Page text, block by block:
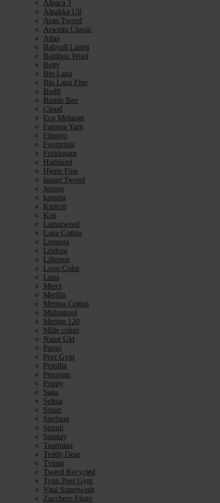
Alpaca 3
Alpakka Ull
Aran Tweed
Arwetta Classic
Atlas
Babyull Lanett
Bamboo Wool
Betty
Bio Lana
Bio Lana Fine
Bodil
Bumle Bee
Cloud
Eco Melange
Faroese Yarn
Filnovo
Footprints
Fritidsgarn
Highland
Hjerte Fine
Isager Tweed
Jensen
kamma
Knitcol
Kos
Lamatweed
Lana Cotton
Leonora
Léttlopi
Lillemor
Long Color
Luna
Merci
Merilin
Merino Cotton
Midnatssol
Merino 120
Mille colori
Natur Uld
Parigi
Peer Gynt
Pernilla
Peruvian
Poppy
Saga
Selma
Smart
Snefnug
Spinni
Sunday
Taormina
Teddy Dear
Tvinni
Tweed Recycled
Tynn Peer Gynt
Vital Superwash
Zucchero Filato